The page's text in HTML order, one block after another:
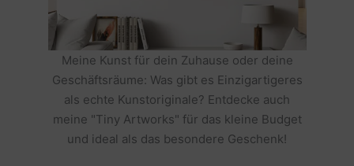
Meine Kunst für dein Zuhause oder deine
Geschäftsräume: Was gibt es Einzigartigeres
als echte Kunstoriginale? Entdecke auch
meine "Tiny Artworks" für das kleine Budget
und ideal als das besondere Geschenk!